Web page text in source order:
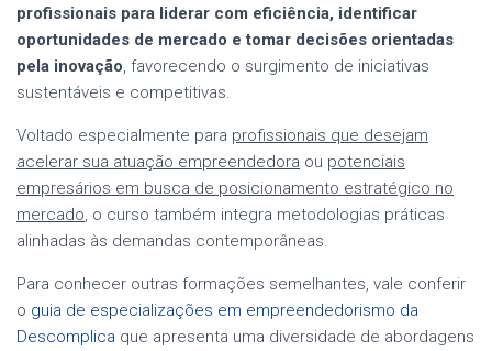
profissionais para liderar com eficiência, identificar
oportunidades de mercado e tomar decisões orientadas
pela inovação, favorecendo o surgimento de iniciativas
sustentáveis e competitivas.
Voltado especialmente para profissionais que desejam
acelerar sua atuação empreendedora ou potenciais
empresários em busca de posicionamento estratégico no
mercado, o curso também integra metodologias práticas
alinhadas às demandas contemporâneas.
Para conhecer outras formações semelhantes, vale conferir
o guia de especializações em empreendedorismo da
Descomplica que apresenta uma diversidade de abordagens